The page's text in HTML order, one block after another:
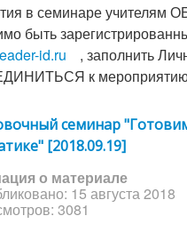
в семинаре
быть
id.ru
, заполнить
к
семинар
[2018.09.19]
о материале
15 августа 2018
3081